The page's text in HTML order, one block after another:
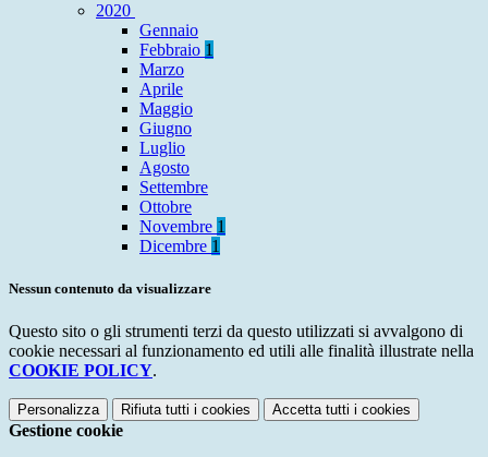
2020
Gennaio
Febbraio 1
Marzo
Aprile
Maggio
Giugno
Luglio
Agosto
Settembre
Ottobre
Novembre 1
Dicembre 1
Nessun contenuto da visualizzare
Questo sito o gli strumenti terzi da questo utilizzati si avvalgono di
cookie necessari al funzionamento ed utili alle finalità illustrate nella
COOKIE POLICY.
Personalizza Rifiuta tutti i cookies Accetta tutti i cookies
Gestione cookie